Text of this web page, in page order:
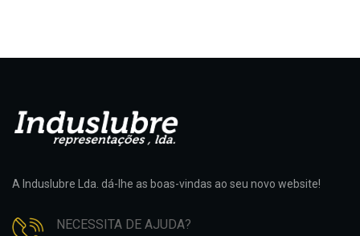
A Induslubre Lda. dá-lhe as boas-vindas ao seu novo website!
NECESSITA DE AJUDA?